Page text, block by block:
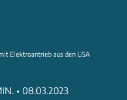
Elektroantrieb aus den USA
• 08.03.2023